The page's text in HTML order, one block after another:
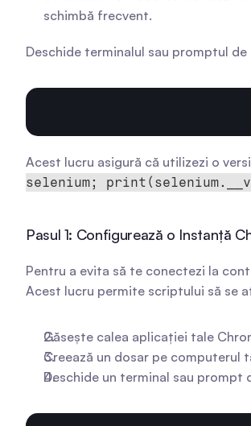
schimbă frecvent.
Deschide terminalul sau promptul
Acest lucru asigură că utilizezi o
selenium;
Pasul 1: Configurează o Instanță
Pentru a evita să te conectezi la
Acest lucru permite scriptului să se
Găsește calea aplicației tale
Creează un dosar pe computerul
Deschide un terminal sau prompt